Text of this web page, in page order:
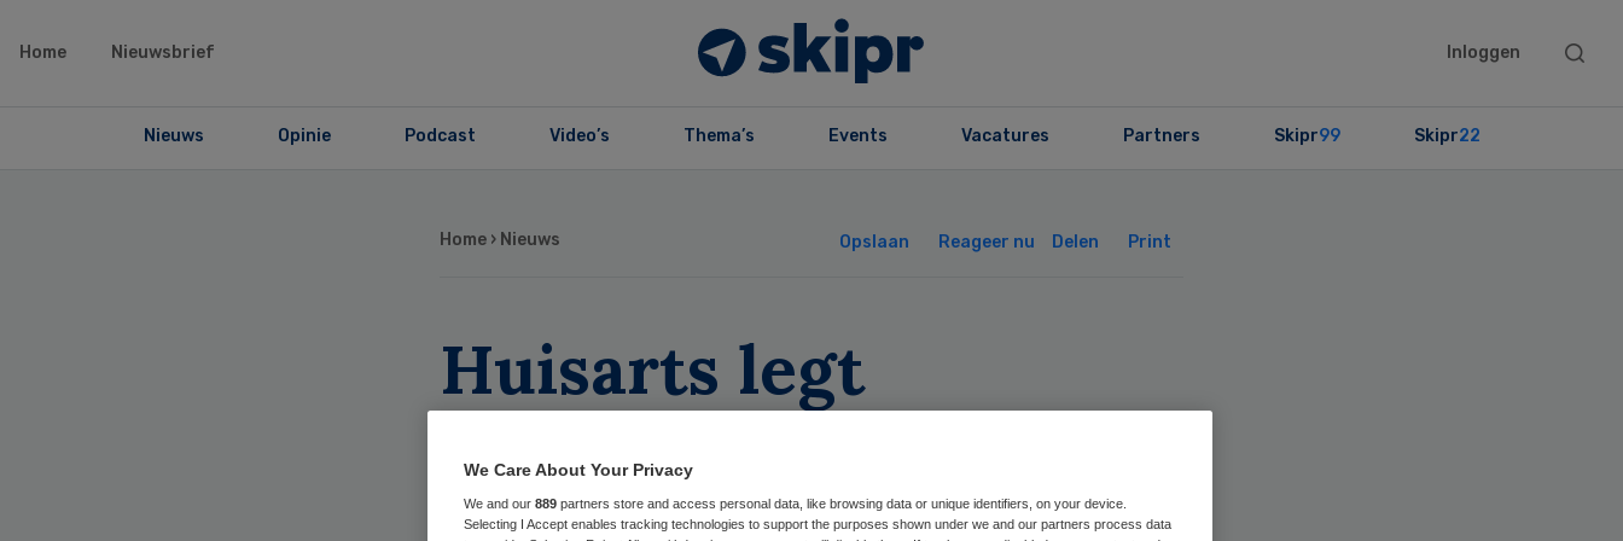
Home Nieuwsbrief Inloggen
Search
Nieuws Opinie Podcast Video’s Thema’s Events Vacatures Partners Skipr99 Skipr22
Home › Nieuws Opslaan Reageer nu Delen Print
Huisarts legt
tijdrovende richtlijn
naast zich neer
We Care About Your Privacy
We and our 889 partners store and access personal data, like browsing data or unique identifiers, on your device.
Selecting I Accept enables tracking technologies to support the purposes shown under we and our partners process data